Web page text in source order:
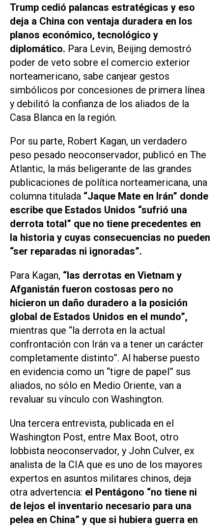
Trump cedió palancas estratégicas y eso
deja a China con ventaja duradera en los
planos económico, tecnológico y
diplomático. Para Levin, Beijing demostró
poder de veto sobre el comercio exterior
norteamericano, sabe canjear gestos
simbólicos por concesiones de primera línea
y debilitó la confianza de los aliados de la
Casa Blanca en la región.
Por su parte, Robert Kagan, un verdadero
peso pesado neoconservador, publicó en The
Atlantic, la más beligerante de las grandes
publicaciones de política norteamericana, una
columna titulada “Jaque Mate en Irán” donde
escribe que Estados Unidos “sufrió una
derrota total” que no tiene precedentes en
la historia y cuyas consecuencias no pueden
“ser reparadas ni ignoradas”.
Para Kagan, “las derrotas en Vietnam y
Afganistán fueron costosas pero no
hicieron un daño duradero a la posición
global de Estados Unidos en el mundo”,
mientras que “la derrota en la actual
confrontación con Irán va a tener un carácter
completamente distinto”. Al haberse puesto
en evidencia como un “tigre de papel” sus
aliados, no sólo en Medio Oriente, van a
revaluar su vínculo con Washington.
Una tercera entrevista, publicada en el
Washington Post, entre Max Boot, otro
lobbista neoconservador, y John Culver, ex
analista de la CIA que es uno de los mayores
expertos en asuntos militares chinos, deja
otra advertencia: el Pentágono “no tiene ni
de lejos el inventario necesario para una
pelea en China” y que si hubiera guerra en